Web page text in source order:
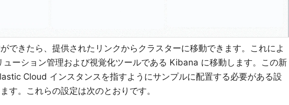
できたら、提供されたリンクからクラスターに移動できます。これによ
ューション管理および視覚化ツールである Kibana に移動します。この新
Cloud インスタンスを指すようにサンプルに配置する必要がある設
す。これらの設定は次のとおりです。